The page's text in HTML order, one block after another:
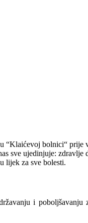
“Klaićevoj bolnici“ prije
sve ujedinjuje: zdravlje
lijek za sve bolesti.
i poboljšavanju